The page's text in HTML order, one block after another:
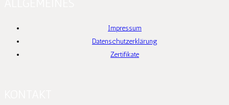
Impressum
Datenschutzerklärung
Zertifikate